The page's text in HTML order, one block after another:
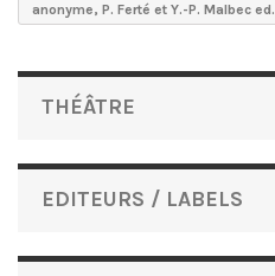
anonyme, P. Ferté et Y.-P. Malbec ed.
THÉÂTRE
EDITEURS / LABELS